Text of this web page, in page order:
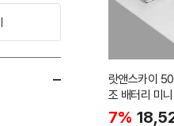
랏앤스카이
조 배터리 미
7%